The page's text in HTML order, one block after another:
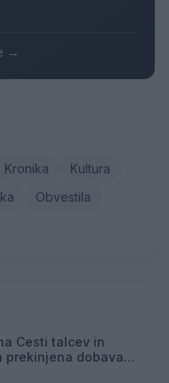
→
Kronika
Kultura
Obvestila
Cesti talcev in
prekinjena dobava